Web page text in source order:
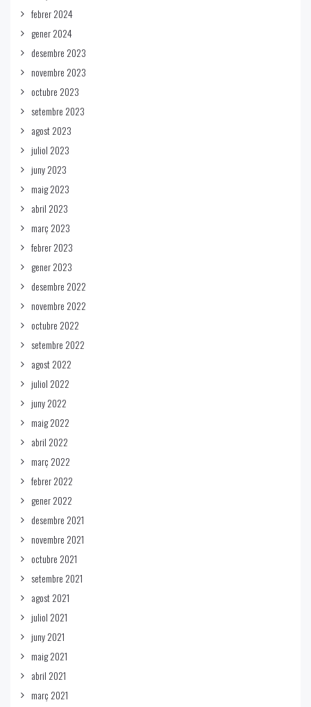
febrer 2024
gener 2024
desembre 2023
novembre 2023
octubre 2023
setembre 2023
agost 2023
juliol 2023
juny 2023
maig 2023
abril 2023
març 2023
febrer 2023
gener 2023
desembre 2022
novembre 2022
octubre 2022
setembre 2022
agost 2022
juliol 2022
juny 2022
maig 2022
abril 2022
març 2022
febrer 2022
gener 2022
desembre 2021
novembre 2021
octubre 2021
setembre 2021
agost 2021
juliol 2021
juny 2021
maig 2021
abril 2021
març 2021